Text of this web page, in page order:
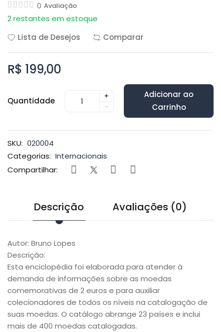
0 Avaliação
2 restantes em estoque
Lista de Desejos
Comparar
R$ 199,00
Quantidade
+
-
Adicionar ao
Carrinho
SKU: 020004
Categorias: Internacionais
Compartilhar:
Descrição Avaliações (0)
Autor: Bruno Lopes
Descrição:
Esta enciclopédia foi elaborada para atender à
demanda de informações sobre as moedas
comemorativas de 2 euros e para auxiliar
colecionadores de todos os níveis na catalogação de
suas moedas. O catálogo abrange 23 países e inclui
mais de 400 moedas catalogadas.